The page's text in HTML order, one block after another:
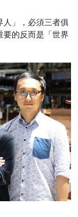
人」，必須三者俱
要的反而是「世界